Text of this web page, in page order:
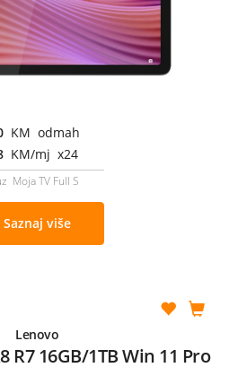
KM odmah
KM/mj x24
Moja TV Full S
Saznaj više
Lenovo
R7 16GB/1TB Win 11 Pro